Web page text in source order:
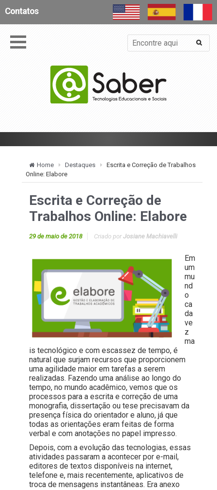
Contatos
Home Destaques
Escrita e Correção de Trabalhos
Online: Elabore
Escrita e Correção de
Trabalhos Online: Elabore
29 de maio de 2018 Criado porJosiane Machiavelli
Em
um
mu
nd
o
ca
da
ve
z
ma
is tecnológico e com escassez de tempo, é
natural que surjam recursos que proporcionem
uma agilidade maior em tarefas a serem
realizadas. Fazendo uma análise ao longo do
tempo, no mundo acadêmico, vemos que os
processos para a escrita e correção de uma
monografia, dissertação ou tese precisavam da
presença física do orientador e aluno, já que
todas as orientações eram feitas de forma
verbal e com anotações no papel impresso.
Depois, com a evolução das tecnologias, essas
atividades passaram a acontecer por e-mail,
editores de textos disponíveis na internet,
telefone e, mais recentemente, aplicativos de
troca de mensagens instantâneas. Era anexo